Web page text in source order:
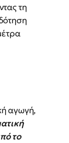
τη
αγωγή,
το